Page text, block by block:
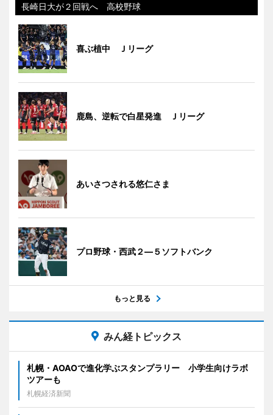
長崎日大が２回戦へ 高校野球
喜ぶ植中 Ｊリーグ
鹿島、逆転で白星発進 Ｊリーグ
あいさつされる悠仁さま
プロ野球・西武２―５ソフトバンク
もっと見る
みん経トピックス
札幌・AOAOで進化学ぶスタンプラリー 小学生向けラボ
ツアーも
札幌経済新聞